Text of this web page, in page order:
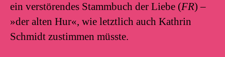
ein verstörendes Stammbuch der Liebe (FR) –
»der alten Hur«, wie letztlich auch Kathrin
Schmidt zustimmen müsste.